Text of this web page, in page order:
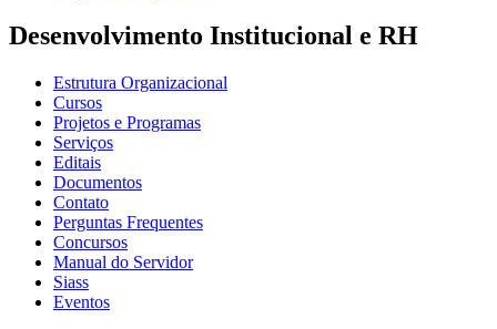
Desenvolvimento Institucional e RH
Estrutura Organizacional
Cursos
Projetos e Programas
Serviços
Editais
Documentos
Contato
Perguntas Frequentes
Concursos
Manual do Servidor
Siass
Eventos